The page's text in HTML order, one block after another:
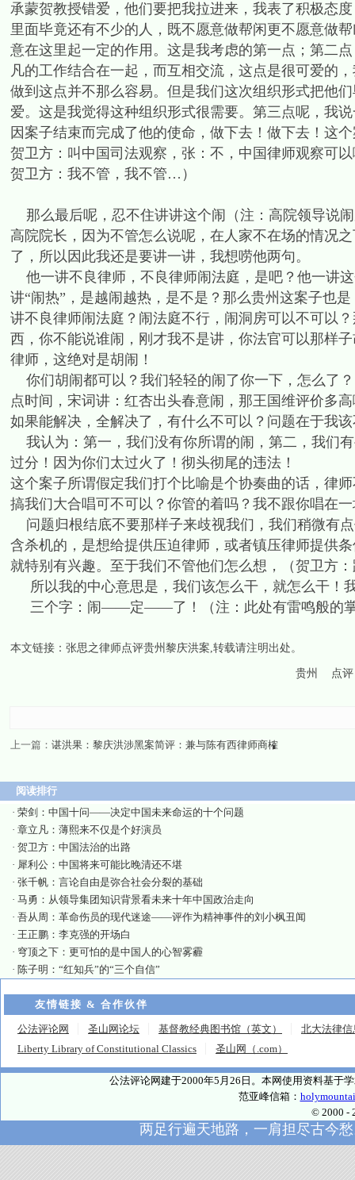
承蒙贺教授错爱，他们要把我拉进来，我表了积极态
里面毕竟还有不少的人，既不愿意做帮闲更不愿意做
意在这里起一定的作用。这是我考虑的第一点；第二
凡的工作结合在一起，而互相交流，这点是很可爱的
做到这点并不那么容易。但是我们这次组织形式把他
爱。这是我觉得这种组织形式很需要。第三点呢，我
因案子结束而完成了他的使命，做下去！做下去！这
贺卫方：叫中国司法观察，张：不，中国律师观察可
贺卫方：我不管，我不管…）
那么最后呢，忍不住讲讲这个闹（注：高院领导说
高院院长，因为不管怎么说呢，在人家不在场的情况
了，所以因此我还是要讲一讲，我想唠他两句。
他一讲不良律师，不良律师闹法庭，是吧？他一讲
讲“闹热”，是越闹越热，是不是？那么贵州这案子也
讲不良律师闹法庭？闹法庭不行，闹洞房可以不可以
西，你不能说谁闹，刚才我不是讲，你法官可以那样
律师，这绝对是胡闹！
你们胡闹都可以？我们轻轻的闹了你一下，怎么了
点时间，宋词讲：红杏出头春意闹，那王国维评价多
如果能解决，全解决了，有什么不可以？问题在于我
我认为：第一，我们没有你所谓的闹，第二，我们
过分！因为你们太过火了！彻头彻尾的违法！
这个案子所谓假定我们打个比喻是个协奏曲的话，律
搞我们大合唱可不可以？你管的着吗？我不跟你唱在
问题归根结底不要那样子来歧视我们，我们稍微有
含杀机的，是想给提供压迫律师，或者镇压律师提供
就特别有兴趣。至于我们不管他们怎么想，（贺卫方
所以我的中心意思是，我们该怎么干，就怎么干！
三个字：闹——定——了！（注：此处有雷鸣般的
本文链接： 张思之律师点评贵州黎庆洪案,转载请注明出处。
贵州 点评
上一篇： 谌洪果：黎庆洪涉黑案简评：兼与陈有西律师商榷
阅读排行
· 荣剑：中国十问——决定中国未来命运的十个问题
· 章立凡：薄熙来不仅是个好演员
· 贺卫方：中国法治的出路
· 犀利公：中国将来可能比晚清还不堪
· 张千帆：言论自由是弥合社会分裂的基础
· 马勇：从领导集团知识背景看未来十年中国政治走向
· 吾从周：革命伤员的现代迷途——评作为精神事件的刘小枫丑闻
· 王正鹏：李克强的开场白
· 穹顶之下：更可怕的是中国人的心智雾霾
· 陈子明：“红知兵”的“三个自信”
友情链接 & 合作伙伴
公法评论网 圣山网论坛 基督教经典图书馆（英文）
北大法律信
Liberty Library of Constitutional Classics
圣山网（.com）
公法评论网建于2000年5月26日。本网使用资料基于
范亚峰信箱：
© 2000 -
两足行遍天地路，一肩担尽古今